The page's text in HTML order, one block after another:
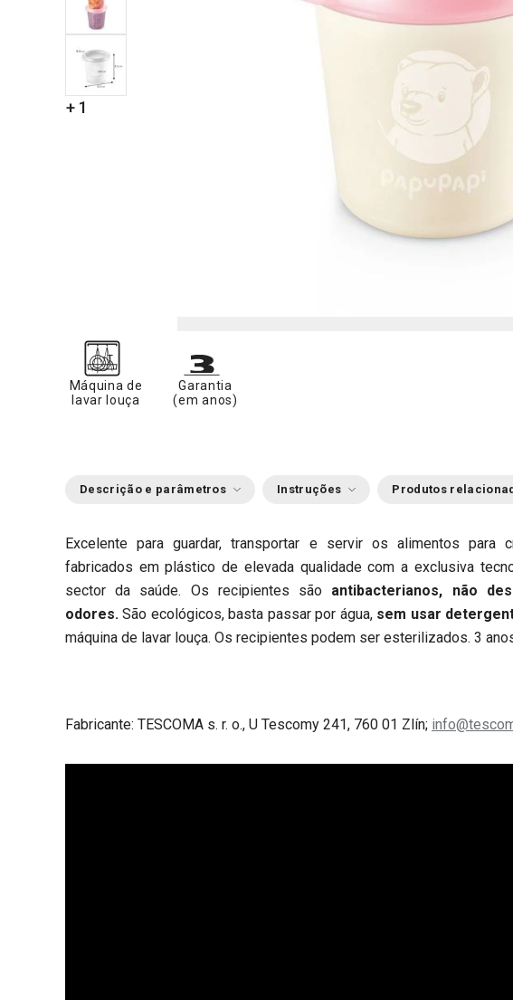
+ 1
Máquina de
lavar louça
Garantia
(em anos)
Descrição e parâmetros Instruções Produtos
Excelente para guardar, transportar e servir os alimentos para
fabricados em plástico de elevada qualidade com a exclusiva
sector da saúde. Os recipientes são antibacterianos, não
odores. São ecológicos, basta passar por água, sem usar
máquina de lavar louça. Os recipientes podem ser esterilizados. 3
Fabricante: TESCOMA s. r. o., U Tescomy 241, 760 01 Zlín;